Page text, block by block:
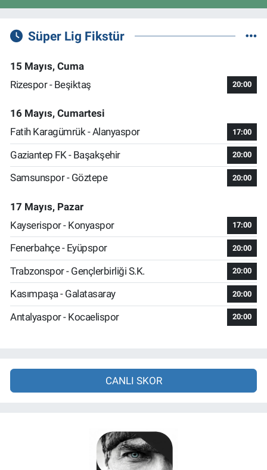
Süper Lig Fikstür
15 Mayıs, Cuma
Rizespor - Beşiktaş
20:00
16 Mayıs, Cumartesi
Fatih Karagümrük - Alanyaspor
17:00
Gaziantep FK - Başakşehir 20:00
Samsunspor - Göztepe 20:00
17 Mayıs, Pazar
Kayserispor - Konyaspor
17:00
Fenerbahçe - Eyüpspor 20:00
Trabzonspor - Gençlerbirliği S.K. 20:00
Kasımpaşa - Galatasaray 20:00
Antalyaspor - Kocaelispor 20:00
CANLI SKOR